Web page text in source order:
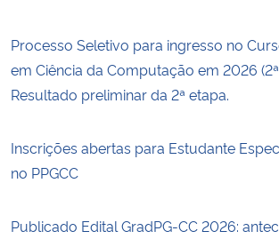
Processo Seletivo para ingresso no
em Ciência da Computação em 2026
Resultado preliminar da 2ª etapa.
Inscrições abertas para Estudante
no PPGCC
Publicado Edital GradPG-CC 2026: